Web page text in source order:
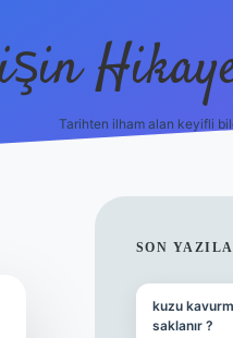
Tarihten ilham alan keyifli
SON
kuzu
saklanır ?